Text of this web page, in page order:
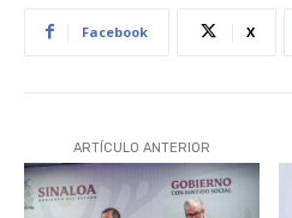
Facebook X
ARTÍCULO ANTERIOR